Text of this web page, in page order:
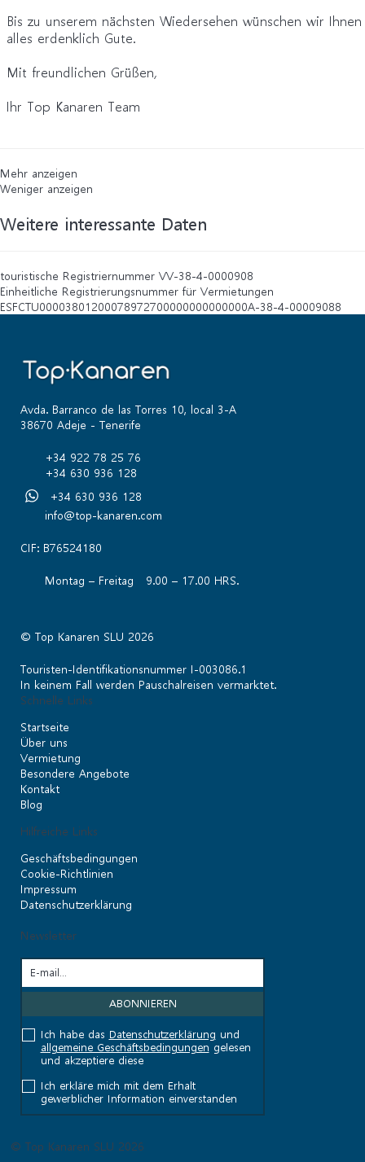
Bis zu unserem nächsten Wiedersehen wünschen wir Ihnen
alles erdenklich Gute.
Mit freundlichen Grüßen,
Ihr Top Kanaren Team
Mehr anzeigen
Weniger anzeigen
Weitere interessante Daten
touristische Registriernummer VV-38-4-0000908
Einheitliche Registrierungsnummer für Vermietungen
ESFCTU00003801200078972700000000000000A-38-4-00009088
Avda. Barranco de las Torres 10, local 3-A
38670 Adeje - Tenerife
+34 922 78 25 76
+34 630 936 128
+34 630 936 128
info@top-kanaren.com
CIF: B76524180
Montag – Freitag 9.00 – 17.00 HRS.
© Top Kanaren SLU 2026
Touristen-Identifikationsnummer I-003086.1
In keinem Fall werden Pauschalreisen vermarktet.
Schnelle Links
Startseite
Über uns
Vermietung
Besondere Angebote
Kontakt
Blog
Hilfreiche Links
Geschäftsbedingungen
Cookie-Richtlinien
Impressum
Datenschutzerklärung
Newsletter
Ich habe das Datenschutzerklärung und
allgemeine Geschäftsbedingungen gelesen
und akzeptiere diese
Ich erkläre mich mit dem Erhalt
gewerblicher Information einverstanden
© Top Kanaren SLU 2026